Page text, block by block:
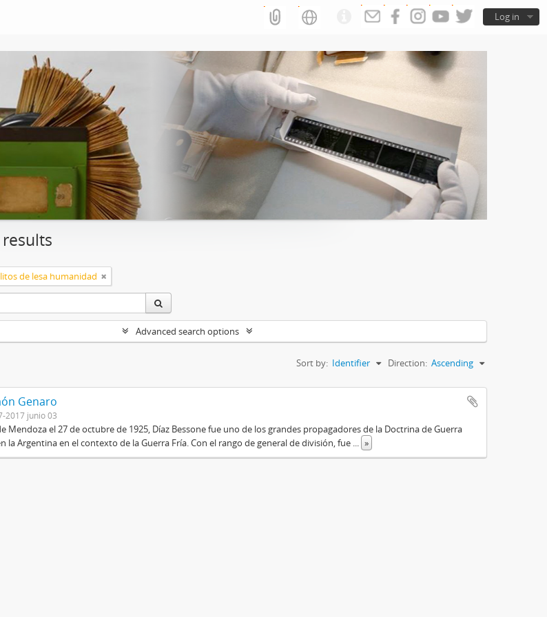
Log in
de lesa humanidad
Advanced search options
Sort by: Identifier Direction: Ascending
Genaro
2017 junio 03
Mendoza el 27 de octubre de 1925, Díaz Bessone fue uno de los grandes propagadores de la Doctrina de Guerra
la Argentina en el contexto de la Guerra Fría. Con el rango de general de división, fue
»